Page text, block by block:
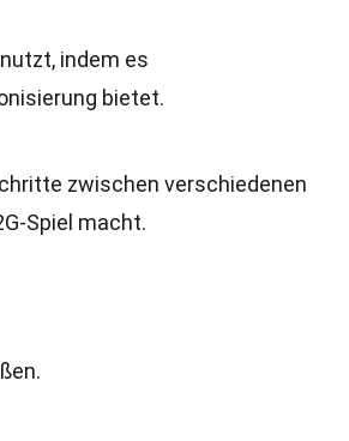
indem es
bietet.
zwischen verschiedenen
Spiel macht.